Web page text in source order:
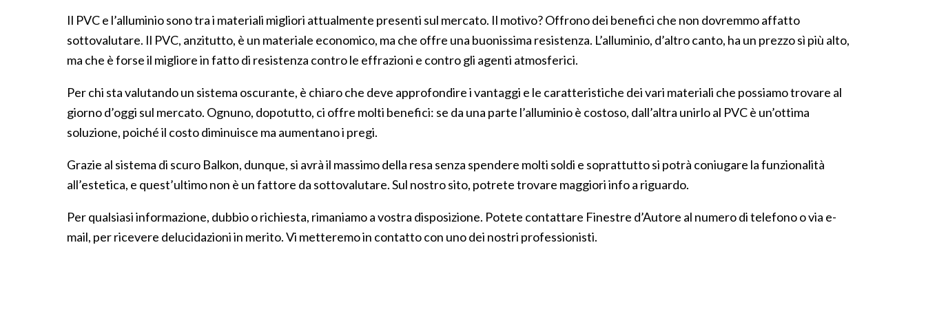
Il PVC e l’alluminio sono tra i materiali migliori attualmente presenti sul mercato. Il motivo? Offrono dei benefici che non dovremmo affatto
sottovalutare. Il PVC, anzitutto, è un materiale economico, ma che offre una buonissima resistenza. L’alluminio, d’altro canto, ha un prezzo sì più alto,
ma che è forse il migliore in fatto di resistenza contro le effrazioni e contro gli agenti atmosferici.
Per chi sta valutando un sistema oscurante, è chiaro che deve approfondire i vantaggi e le caratteristiche dei vari materiali che possiamo trovare al
giorno d’oggi sul mercato. Ognuno, dopotutto, ci offre molti benefici: se da una parte l’alluminio è costoso, dall’altra unirlo al PVC è un’ottima
soluzione, poiché il costo diminuisce ma aumentano i pregi.
Grazie al sistema di scuro Balkon, dunque, si avrà il massimo della resa senza spendere molti soldi e soprattutto si potrà coniugare la funzionalità
all’estetica, e quest’ultimo non è un fattore da sottovalutare. Sul nostro sito, potrete trovare maggiori info a riguardo.
Per qualsiasi informazione, dubbio o richiesta, rimaniamo a vostra disposizione. Potete contattare Finestre d’Autore al numero di telefono o via e-
mail, per ricevere delucidazioni in merito. Vi metteremo in contatto con uno dei nostri professionisti.